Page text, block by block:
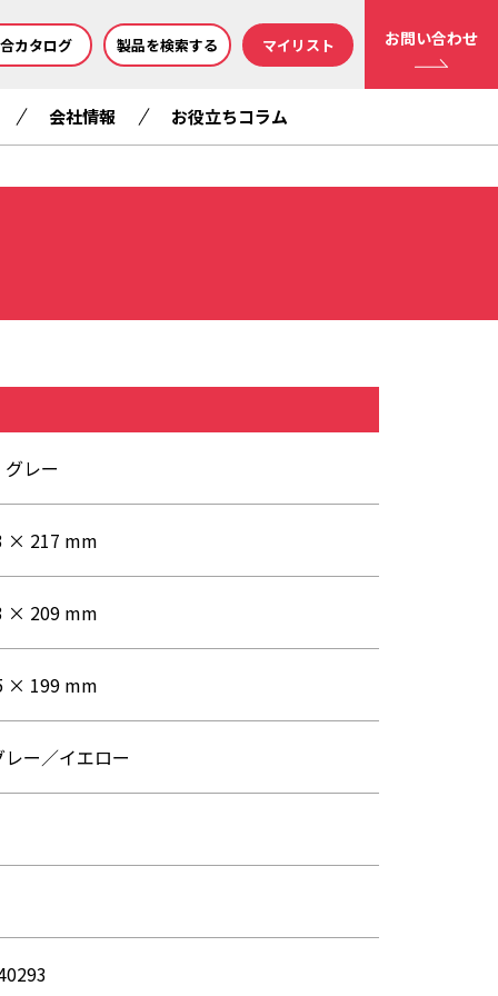
カタログ 製品を検索する マイリスト お問い合わせ
会社情報 お役立ちコラム
レー
× 217 mm
× 209 mm
× 199 mm
ー／イエロー